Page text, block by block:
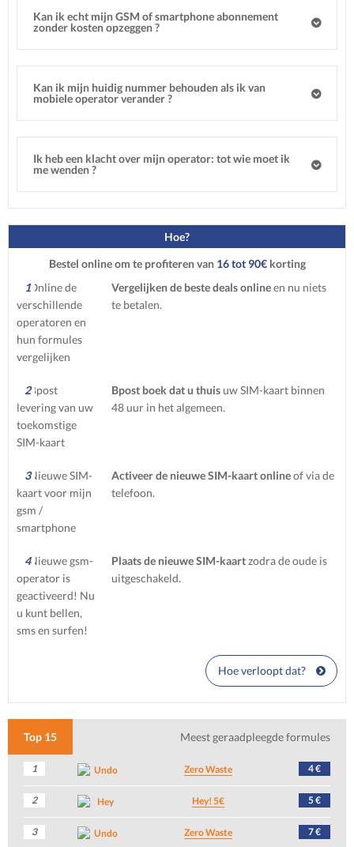
Kan ik echt mijn GSM of smartphone abonnement
zonder kosten opzeggen ?
Kan ik mijn huidig nummer behouden als ik van
mobiele operator verander ?
Ik heb een klacht over mijn operator: tot wie moet ik
me wenden ?
Hoe?
Bestel online om te profiteren van 16 tot 90€korting
1
Vergelijken de beste deals onlineen nu niets
te betalen.
2 Bpost boek dat u thuis uw SIM-kaart binnen
48 uur in het algemeen.
3 Activeer de nieuwe SIM-kaart onlineof via de
telefoon.
4 Plaats de nieuwe SIM-kaartzodra de oude is
uitgeschakeld.
Hoe verloopt dat?
Top 15 Meest geraadpleegde formules
1 Zero Waste 4 €
2 Hey! 5€ 5 €
3 Zero Waste 7 €